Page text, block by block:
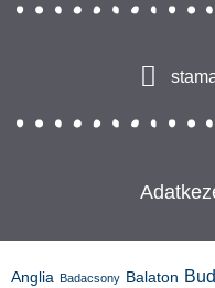
Anglia Badacsony Balaton